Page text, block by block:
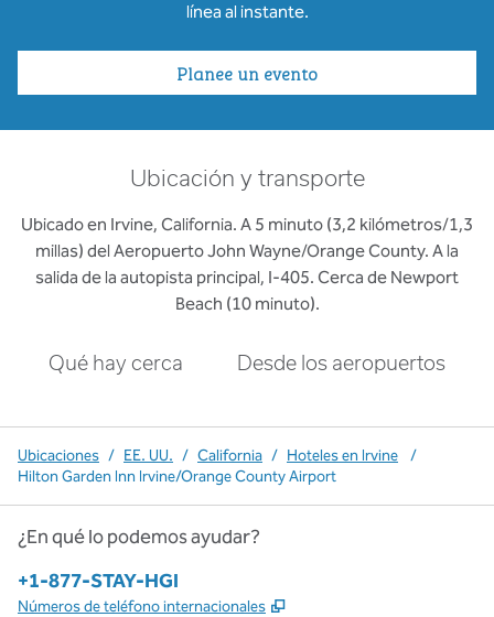
línea al instante.
Planee un evento
Ubicación y transporte
Ubicado en Irvine, California. A 5 minuto (3,2 kilómetros/1,3
millas) del Aeropuerto John Wayne/Orange County. A la
salida de la autopista principal, I-405. Cerca de Newport
Beach (10 minuto).
Qué hay cerca Desde los aeropuertos
Ubicaciones / EE. UU. / California / Hoteles en Irvine
/
Hilton Garden Inn Irvine/Orange County Airport
¿En qué lo podemos ayudar?
Teléfono:
+1-877-STAY-HGI
Números de teléfono internacionales ,